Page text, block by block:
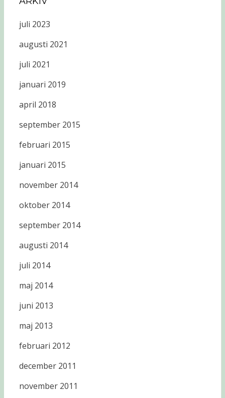
juli 2023
augusti 2021
juli 2021
januari 2019
april 2018
september 2015
februari 2015
januari 2015
november 2014
oktober 2014
september 2014
augusti 2014
juli 2014
maj 2014
juni 2013
maj 2013
februari 2012
december 2011
november 2011